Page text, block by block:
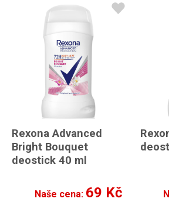
Rexona Advanced
Bright Bouquet
deostick 40 ml
Naše cena: 69 Kč